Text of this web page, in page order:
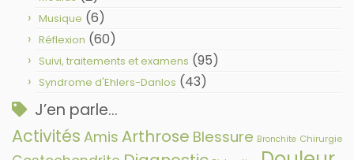
Musique (6)
Réflexion (60)
Suivi, traitements et examens (95)
Syndrome d'Ehlers-Danlos (43)
J’en parle…
Activités Amis Arthrose Blessure Bronchite Chirurgie